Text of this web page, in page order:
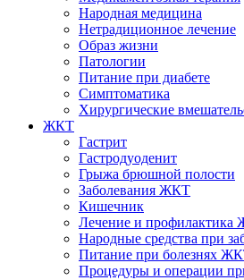
Народная медицина
Нетрадиционное лечение
Образ жизни
Патологии
Питание при диабете
Симптоматика
Хирургические
ЖКТ
Гастрит
Гастродуоденит
Грыжа брюшной полости
Заболевания ЖКТ
Кишечник
Лечение и профилактика
Народные средства при
Питание при болезнях
Процедуры и операции